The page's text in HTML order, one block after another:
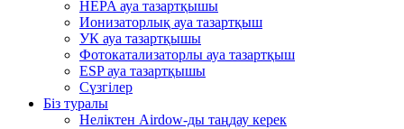
HEPA ауа тазартқышы
Ионизаторлық ауа тазартқыш
УК ауа тазартқышы
Фотокатализаторлы ауа тазартқыш
ESP ауа тазартқышы
Сүзгілер
Біз туралы
Неліктен Airdow-ды таңдау керек